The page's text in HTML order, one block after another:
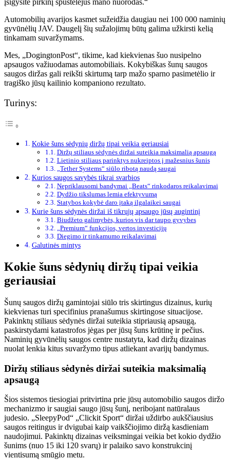
Automobilių avarijos kasmet sužeidžia daugiau nei 100 000 naminių
gyvūnėlių JAV. Daugelį šių sužalojimų būtų galima užkirsti kelią
tinkamam suvaržymams.
Mes, „DogingtonPost“, tikime, kad kiekvienas šuo nusipelno
apsaugos važiuodamas automobiliais. Kokybiškas šunų saugos
saugos diržas gali reikšti skirtumą tarp mažo sparno pasimetėlio ir
tragiško jūsų kailinio kompaniono rezultato.
Turinys:
Kokie šuns sėdynių diržų tipai veikia geriausiai
Diržų stiliaus sėdynės diržai suteikia maksimalią apsaugą
Lietinio stiliaus parinktys nukreiptos į mažesnius šunis
„Tether Systems“ siūlo ribotą naudą saugai
Kurios saugos savybės tikrai svarbios
Nepriklausomi bandymai „Beats“ rinkodaros reikalavimai
Dydžio tikslumas lemia efektyvumą
Statybos kokybė daro įtaką ilgalaikei saugai
Kurie šuns sėdynės diržai iš tikrųjų apsaugo jūsų augintinį
Biudžeto galimybės, kurios vis dar taupo gyvybes
„Premium“ funkcijos, vertos investicijų
Diegimo ir tinkamumo reikalavimai
Galutinės mintys
Kokie šuns sėdynių diržų tipai veikia
geriausiai
Šunų saugos diržų gamintojai siūlo tris skirtingus dizainus, kurių
kiekvienas turi specifinius pranašumus skirtingose ​​situacijose.
Pakinktų stiliaus sėdynės diržai suteikia stipriausią apsaugą,
paskirstydami katastrofos jėgas per jūsų šuns krūtinę ir pečius.
Naminių gyvūnėlių saugos centre nustatyta, kad diržų dizainas
nuolat lenkia kitus suvaržymo tipus atliekant avarijų bandymus.
Diržų stiliaus sėdynės diržai suteikia maksimalią
apsaugą
Šios sistemos tiesiogiai pritvirtina prie jūsų automobilio saugos diržo
mechanizmo ir saugiai saugo jūsų šunį, neribojant natūralaus
judesio. „SleepyPod“ „Clickit Sport“ diržai uždirbo aukščiausius
saugos reitingus ir dvigubai kaip vaikščiojimo diržą kasdieniam
naudojimui. Pakinktų dizainas veiksmingai veikia bet kokio dydžio
šunims (nuo 15 iki 120 svarų) ir palaiko savo konstrukcinį
vientisumą smūgio metu.